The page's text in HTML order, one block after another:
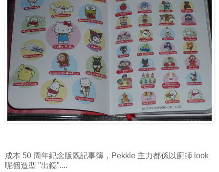
成本 50 周年紀念版既記事簿，Pekkle 主力都係以廚師 look
呢個造型 "出鏡"....